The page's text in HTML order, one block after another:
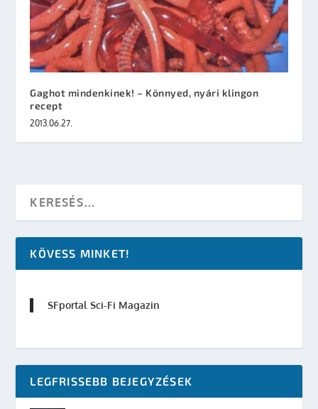
Gaghot mindenkinek! – Könnyed, nyári klingon
recept
2013.06.27.
KÖVESS MINKET!
SFportal Sci-Fi Magazin
LEGFRISSEBB BEJEGYZÉSEK